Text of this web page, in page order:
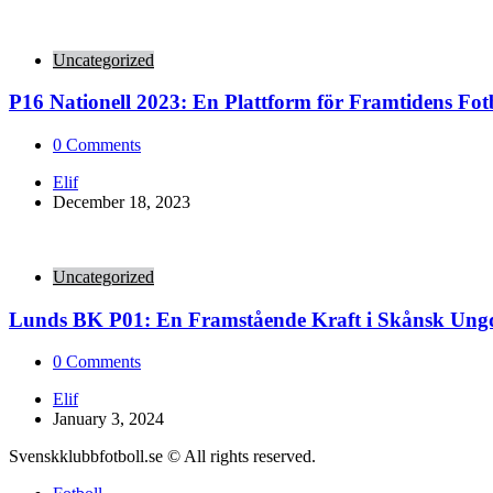
Uncategorized
P16 Nationell 2023: En Plattform för Framtidens
0 Comments
Posted
by
Elif
December 18, 2023
Uncategorized
Lunds BK P01: En Framstående Kraft i Skånsk
0 Comments
Posted
by
Elif
January 3, 2024
Svenskklubbfotboll.se © All rights reserved.